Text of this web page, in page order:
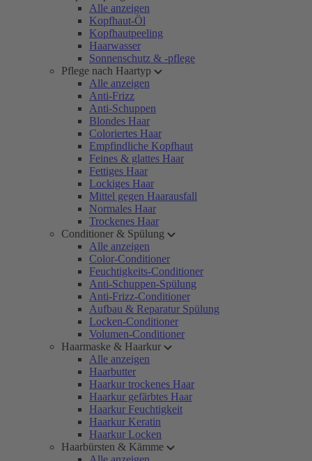
Alle anzeigen
Kopfhaut-Öl
Kopfhautpeeling
Haarwasser
Sonnenschutz & -pflege
Pflege nach Haartyp
Alle anzeigen
Anti-Frizz
Anti-Schuppen
Blondes Haar
Coloriertes Haar
Empfindliche Kopfhaut
Feines & glattes Haar
Fettiges Haar
Lockiges Haar
Mittel gegen Haarausfall
Normales Haar
Trockenes Haar
Conditioner & Spülung
Alle anzeigen
Color-Conditioner
Feuchtigkeits-Conditioner
Anti-Schuppen-Spülung
Anti-Frizz-Conditioner
Aufbau & Reparatur Spülung
Locken-Conditioner
Volumen-Conditioner
Haarmaske & Haarkur
Alle anzeigen
Haarbutter
Haarkur trockenes Haar
Haarkur gefärbtes Haar
Haarkur Feuchtigkeit
Haarkur Keratin
Haarkur Locken
Haarbürsten & Kämme